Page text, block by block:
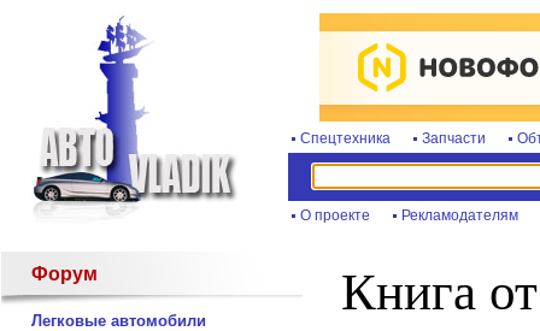
Спецтехника Запчасти
О проекте Рекламодателям
Форум
Легковые автомобили
Книга